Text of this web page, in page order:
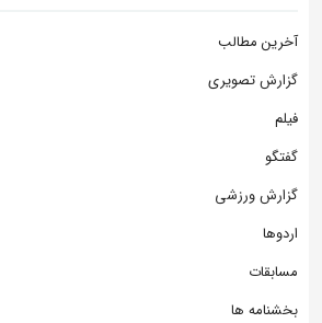
آخرین مطالب
گزارش تصویری
فیلم
گفتگو
گزارش ورزشی
اردوها
مسابقات
بخشنامه ها